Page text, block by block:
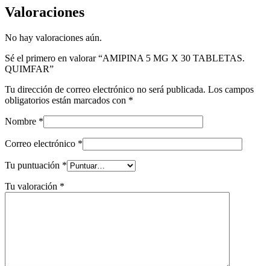
Valoraciones
No hay valoraciones aún.
Sé el primero en valorar “AMIPINA 5 MG X 30 TABLETAS.
QUIMFAR”
Tu dirección de correo electrónico no será publicada. Los campos
obligatorios están marcados con *
Nombre *
Correo electrónico *
Tu puntuación *
Tu valoración *